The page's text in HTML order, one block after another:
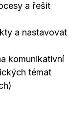
a řešit
a nastavovat
komunikativní
témat